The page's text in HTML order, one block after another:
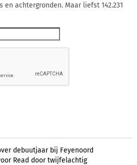
achtergronden. Maar liefst 142.231
debuutjaar bij Feyenoord
Read door twijfelachtig